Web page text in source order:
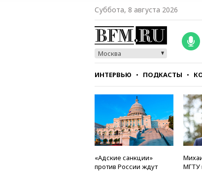
Суббота, 8 августа 2026
Москва
ИНТЕРВЬЮ ПОДКАСТЫ
СТИЛЬ ТЕСТЫ
«Адские санкции»
против России ждут
МГТУ